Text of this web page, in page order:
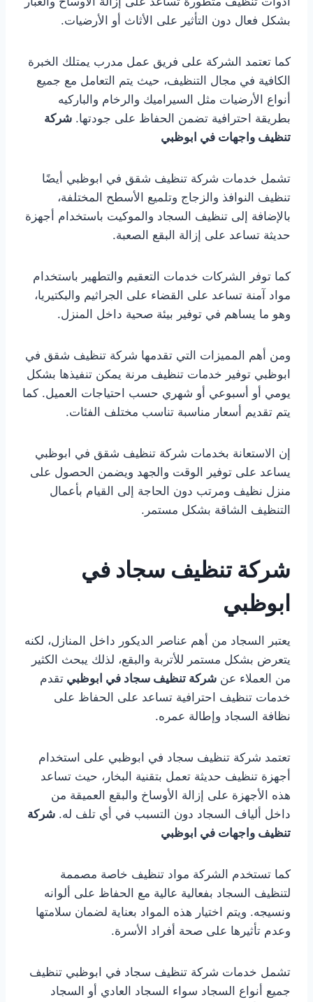
بشكل فعال دون التأثير على الأثاث أو الأرضيات.
كما تعتمد الشركة على فريق عمل مدرب يمتلك الخبرة
الكافية في مجال التنظيف، حيث يتم التعامل مع جميع
أنواع الأرضيات مثل السيراميك والرخام والباركيه
بطريقة احترافية تضمن الحفاظ على جودتها. شركة
تنظيف واجهات في ابوظبي
تشمل خدمات شركة تنظيف شقق في ابوظبي أيضًا
تنظيف النوافذ والزجاج وتلميع الأسطح المختلفة،
بالإضافة إلى تنظيف السجاد والموكيت باستخدام أجهزة
حديثة تساعد على إزالة البقع الصعبة.
كما توفر الشركات خدمات التعقيم والتطهير باستخدام
مواد آمنة تساعد على القضاء على الجراثيم والبكتيريا،
وهو ما يساهم في توفير بيئة صحية داخل المنزل.
ومن أهم المميزات التي تقدمها شركة تنظيف شقق في
ابوظبي توفير خدمات تنظيف مرنة يمكن تنفيذها بشكل
يومي أو أسبوعي أو شهري حسب احتياجات العميل. كما
يتم تقديم أسعار مناسبة تناسب مختلف الفئات.
إن الاستعانة بخدمات شركة تنظيف شقق في ابوظبي
يساعد على توفير الوقت والجهد ويضمن الحصول على
منزل نظيف ومرتب دون الحاجة إلى القيام بأعمال
التنظيف الشاقة بشكل مستمر.
شركة تنظيف سجاد في
ابوظبي
يعتبر السجاد من أهم عناصر الديكور داخل المنازل، لكنه
يتعرض بشكل مستمر للأتربة والبقع، لذلك يبحث الكثير
من العملاء عن شركة تنظيف سجاد في ابوظبي تقدم
خدمات تنظيف احترافية تساعد على الحفاظ على
نظافة السجاد وإطالة عمره.
تعتمد شركة تنظيف سجاد في ابوظبي على استخدام
أجهزة تنظيف حديثة تعمل بتقنية البخار، حيث تساعد
هذه الأجهزة على إزالة الأوساخ والبقع العميقة من
داخل ألياف السجاد دون التسبب في أي تلف له. شركة
تنظيف واجهات في ابوظبي
كما تستخدم الشركة مواد تنظيف خاصة مصممة
لتنظيف السجاد بفعالية عالية مع الحفاظ على ألوانه
ونسيجه. ويتم اختيار هذه المواد بعناية لضمان سلامتها
وعدم تأثيرها على صحة أفراد الأسرة.
تشمل خدمات شركة تنظيف سجاد في ابوظبي تنظيف
جميع أنواع السجاد سواء السجاد العادي أو السجاد